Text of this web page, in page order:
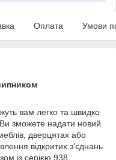
Оплата Умови
вам легко та швидко
Ви зможете надати новий
дверцятах або
відкритих з'єднань
із серією 938.